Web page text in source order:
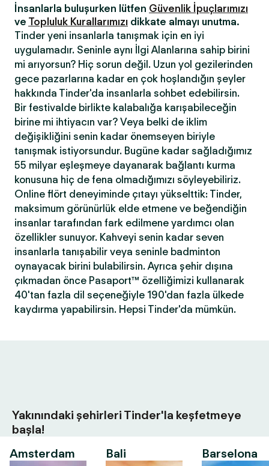
İnsanlarla buluşurken lütfen Güvenlik İpuçlarımızı
ve Topluluk Kurallarımızı dikkate almayı unutma.
Tinder yeni insanlarla tanışmak için en iyi
uygulamadır. Seninle aynı İlgi Alanlarına sahip birini
mi arıyorsun? Hiç sorun değil. Uzun yol gezilerinden
gece pazarlarına kadar en çok hoşlandığın şeyler
hakkında Tinder'da insanlarla sohbet edebilirsin.
Bir festivalde birlikte kalabalığa karışabileceğin
birine mi ihtiyacın var? Veya belki de iklim
değişikliğini senin kadar önemseyen biriyle
tanışmak istiyorsundur. Bugüne kadar sağladığımız
55 milyar eşleşmeye dayanarak bağlantı kurma
konusuna hiç de fena olmadığımızı söyleyebiliriz.
Online flört deneyiminde çıtayı yükselttik: Tinder,
maksimum görünürlük elde etmene ve beğendiğin
insanlar tarafından fark edilmene yardımcı olan
özellikler sunuyor. Kahveyi senin kadar seven
insanlarla tanışabilir veya seninle badminton
oynayacak birini bulabilirsin. Ayrıca şehir dışına
çıkmadan önce Pasaport™ özelliğimizi kullanarak
40'tan fazla dil seçeneğiyle 190'dan fazla ülkede
kaydırma yapabilirsin. Hepsi Tinder'da mümkün.
Yakınındaki şehirleri Tinder'la keşfetmeye
başla!
Amsterdam
Bali Barselona